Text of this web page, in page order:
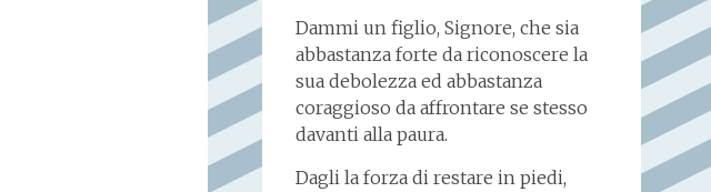
Dammi un figlio, Signore, che sia
abbastanza forte da riconoscere la
sua debolezza ed abbastanza
coraggioso da affrontare se stesso
davanti alla paura.
Dagli la forza di restare in piedi,